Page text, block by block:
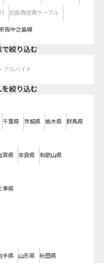
近鉄西信貴ケーブル
阪中之島線
絞り込む
アルバイト
絞り込む
千葉県 茨城県 栃木県 群馬県
賀県 奈良県 和歌山県
重県
手県 山形県 秋田県